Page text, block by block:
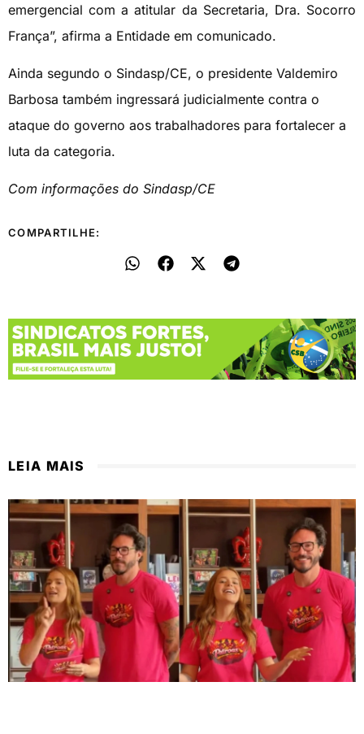
emergencial com a atitular da Secretaria, Dra. Socorro
França”, afirma a Entidade em comunicado.
Ainda segundo o Sindasp/CE, o presidente Valdemiro
Barbosa também ingressará judicialmente contra o
ataque do governo aos trabalhadores para fortalecer a
luta da categoria.
Com informações do Sindasp/CE
COMPARTILHE:
LEIA MAIS